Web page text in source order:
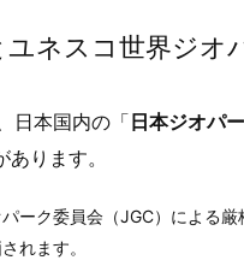
ネスコ世界ジオ
日本国内の「 日本ジオパ
ります。
パーク委員会（JGC）による
れます。